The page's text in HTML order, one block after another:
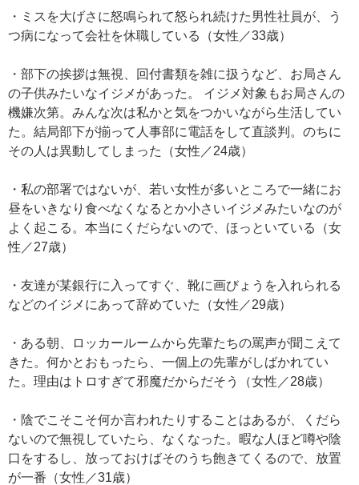
・ミスを大げさに怒鳴られて怒られ続けた男性社員が、う
つ病になって会社を休職している（女性／33歳）
・部下の挨拶は無視、回付書類を雑に扱うなど、お局さん
の子供みたいなイジメがあった。 イジメ対象もお局さんの
機嫌次第。みんな次は私かと気をつかいながら生活してい
た。結局部下が揃って人事部に電話をして直談判。のちに
その人は異動してしまった（女性／24歳）
・私の部署ではないが、若い女性が多いところで一緒にお
昼をいきなり食べなくなるとか小さいイジメみたいなのが
よく起こる。本当にくだらないので、ほっといている（女
性／27歳）
・友達が某銀行に入ってすぐ、靴に画びょうを入れられる
などのイジメにあって辞めていた（女性／29歳）
・ある朝、ロッカールームから先輩たちの罵声が聞こえて
きた。何かとおもったら、一個上の先輩がしばかれてい
た。理由はトロすぎて邪魔だからだそう（女性／28歳）
・陰でこそこそ何か言われたりすることはあるが、くだら
ないので無視していたら、なくなった。暇な人ほど噂や陰
口をするし、放っておけばそのうち飽きてくるので、放置
が一番（女性／31歳）